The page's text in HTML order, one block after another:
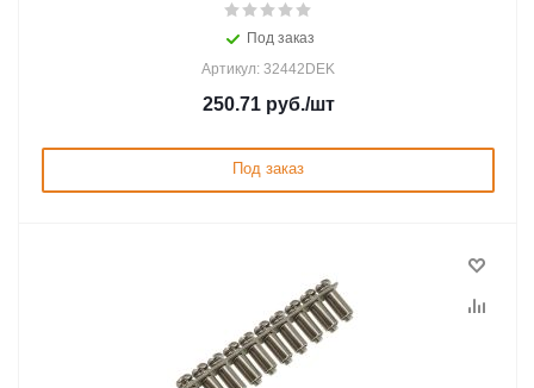
Под заказ
Артикул: 32442DEK
250.71руб./шт
Под заказ